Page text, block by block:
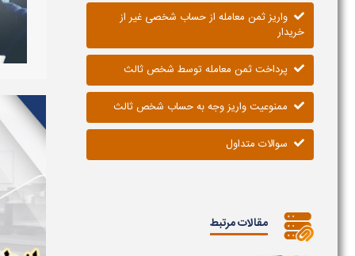
واریز ثمن معامله از حساب شخصی غیر از
خریدار
پرداخت ثمن معامله توسط شخص ثالث
ممنوعیت واریز وجه به حساب شخص ثالث
سوالات متداول
مقالات مرتبط